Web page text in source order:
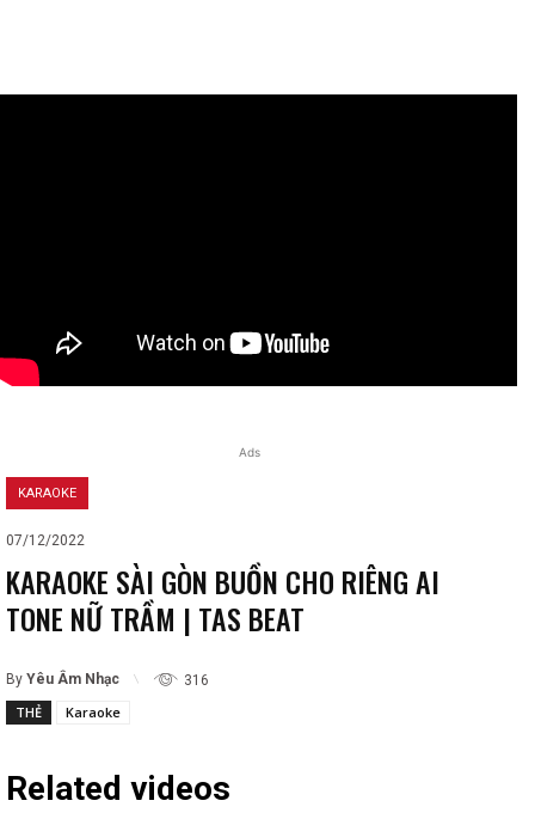
Ads
KARAOKE
07/12/2022
KARAOKE SÀI GÒN BUỒN CHO RIÊNG AI
TONE NỮ TRẦM | TAS BEAT
By Yêu Âm Nhạc 316
THẺ Karaoke
Related videos